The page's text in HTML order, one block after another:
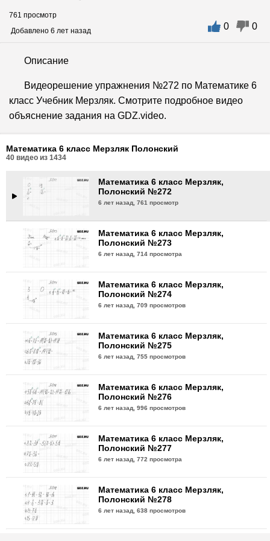
761 просмотр
Добавлено 6 лет назад
0 0
Описание
Видеорешение упражнения №272 по Математике 6
класс Учебник Мерзляк. Смотрите подробное видео
объяснение задания на GDZ.video.
Математика 6 класс Мерзляк Полонский
40 видео из 1434
Математика 6 класс Мерзляк,
Полонский №270
6 лет назад,1168 просмотров
6 лет назад,720 просмотров
Математика 6 класс Мерзляк,
Полонский №272
6 лет назад,761 просмотр
Математика 6 класс Мерзляк,
Полонский №273
6 лет назад,714 просмотра
Математика 6 класс Мерзляк,
Полонский №274
6 лет назад,709 просмотров
Математика 6 класс Мерзляк,
Полонский №275
6 лет назад,755 просмотров
Математика 6 класс Мерзляк,
Полонский №276
6 лет назад,996 просмотров
Математика 6 класс Мерзляк,
Полонский №277
6 лет назад,772 просмотра
Математика 6 класс Мерзляк,
Полонский №278
6 лет назад,638 просмотров